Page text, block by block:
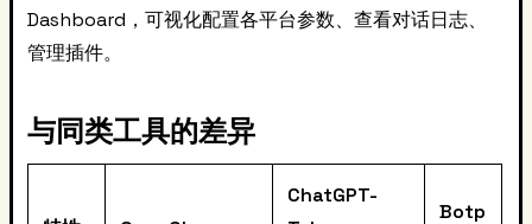
Dashboard，可视化配置各平台参数、查看对话日志、
管理插件。
与同类工具的差异
ChatGPT-
Botp